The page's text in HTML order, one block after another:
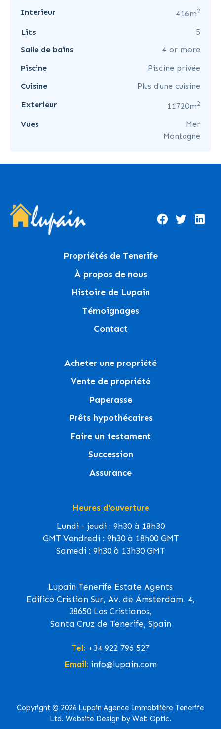
Interieur
416m2
Lits
5
Salle de bains
4 or more
Piscine
Piscine privée
Cuisine
Plus d'une cuisine
Exterieur
11720m2
Vues
Mer
Montagne
Propriétés de Tenerife
À propos de nous
Histoire de Lupain
Témoignages
Contact
Acheter une propriété
Vente de propriété
Paperasse
Prêts hypothécaires
Faire un testament
Succession
Assurance
Heures d'ouverture
Lundi - jeudi : 9h30 à 18h30
GMT Vendredi : 9h30 à 18h00 GMT
Samedi : 9h30 à 13h30 GMT
Lupain Tenerife Estate Agents
Edifico Cristian Sur, Av. de Ámsterdam, 4,
38650 Los Cristianos,
Santa Cruz de Tenerife, Spain
Tel: +34 922 796 527
Email: info@lupain.com
Copyright © 2026 Lupain Agence Immobilière Tenerife
Ltd. Website Design by Web Optic.